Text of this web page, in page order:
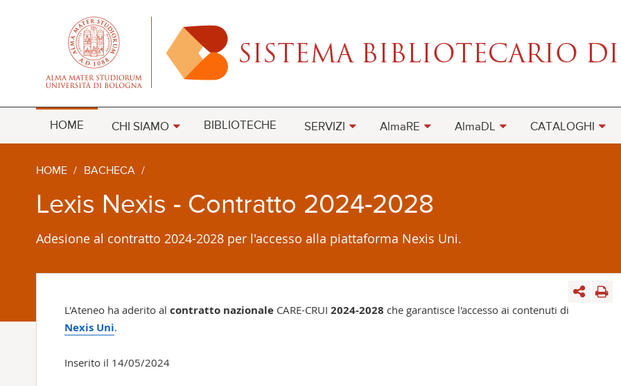
HOME CHI SIAMO BIBLIOTECHE SERVIZI AlmaRE AlmaDL CATALOGHI
HOME / BACHECA /
Lexis Nexis - Contratto 2024-2028
Adesione al contratto 2024-2028 per l'accesso alla piattaforma Nexis Uni.
L'Ateneo ha aderito al contratto nazionaleCARE-CRUI 2024-2028 che garantisce l'accesso ai contenuti di
Nexis Uni.
Inserito il 14/05/2024